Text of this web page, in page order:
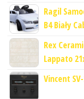
Ragil
B4 Biały
Rex
Lappato
Vincent